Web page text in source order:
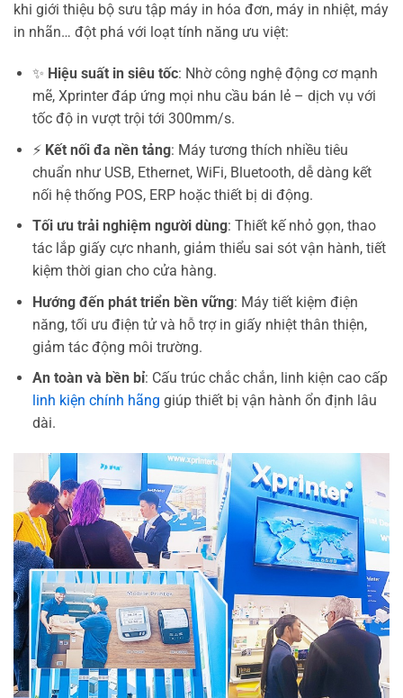
khi giới thiệu bộ sưu tập máy in hóa đơn, máy in nhiệt, máy
in nhãn… đột phá với loạt tính năng ưu việt:
✨ Hiệu suất in siêu tốc: Nhờ công nghệ động cơ mạnh
mẽ, Xprinter đáp ứng mọi nhu cầu bán lẻ – dịch vụ với
tốc độ in vượt trội tới 300mm/s.
⚡ Kết nối đa nền tảng: Máy tương thích nhiều tiêu
chuẩn như USB, Ethernet, WiFi, Bluetooth, dễ dàng kết
nối hệ thống POS, ERP hoặc thiết bị di động.
Tối ưu trải nghiệm người dùng: Thiết kế nhỏ gọn, thao
tác lắp giấy cực nhanh, giảm thiểu sai sót vận hành, tiết
kiệm thời gian cho cửa hàng.
Hướng đến phát triển bền vững: Máy tiết kiệm điện
năng, tối ưu điện tử và hỗ trợ in giấy nhiệt thân thiện,
giảm tác động môi trường.
An toàn và bền bỉ: Cấu trúc chắc chắn, linh kiện cao cấp
linh kiện chính hãng giúp thiết bị vận hành ổn định lâu
dài.